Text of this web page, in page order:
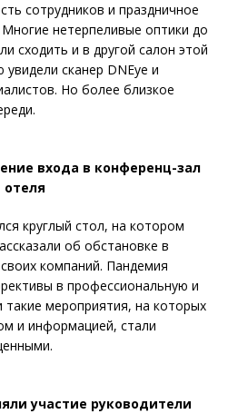
сотрудников и праздничное
нетерпеливые оптики до
сходить и в другой салон этой
сканер DNEye и
Но более близкое
входа в конференц-зал
отеля
круглый стол, на котором
об обстановке в
компаний. Пандемия
в профессиональную и
мероприятия, на которых
и информацией, стали
участие руководители